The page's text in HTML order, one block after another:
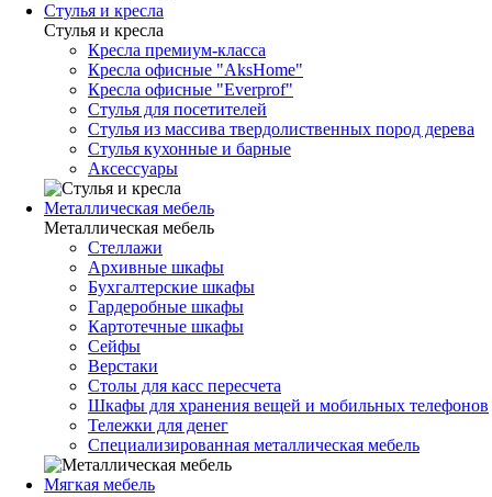
Стулья и кресла
Стулья и кресла
Кресла премиум-класса
Кресла офисные "AksHome"
Кресла офисные "Everprof"
Стулья для посетителей
Стулья из массива твердолиственных пород дерева
Стулья кухонные и барные
Аксессуары
Металлическая мебель
Металлическая мебель
Стеллажи
Архивные шкафы
Бухгалтерские шкафы
Гардеробные шкафы
Картотечные шкафы
Сейфы
Верстаки
Столы для касс пересчета
Шкафы для хранения вещей и мобильных телефонов
Тележки для денег
Специализированная металлическая мебель
Мягкая мебель